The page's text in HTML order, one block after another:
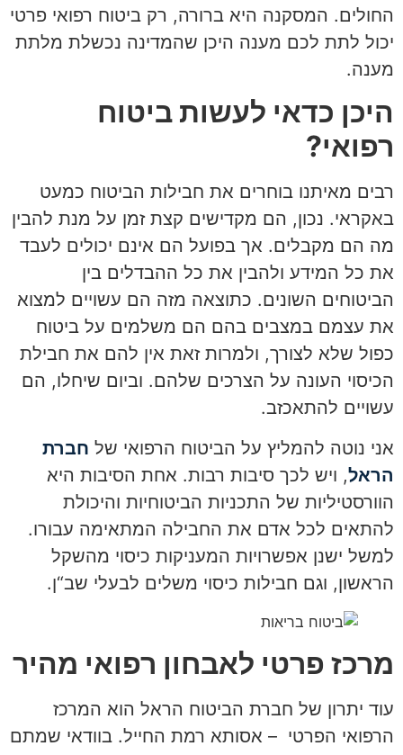
החולים. המסקנה היא ברורה, רק ביטוח רפואי פרטי
יכול לתת לכם מענה היכן שהמדינה נכשלת מלתת
מענה.
היכן כדאי לעשות ביטוח
רפואי?
רבים מאיתנו בוחרים את חבילות הביטוח כמעט
באקראי. נכון, הם מקדישים קצת זמן על מנת להבין
מה הם מקבלים. אך בפועל הם אינם יכולים לעבד
את כל המידע ולהבין את כל ההבדלים בין
הביטוחים השונים. כתוצאה מזה הם עשויים למצוא
את עצמם במצבים בהם הם משלמים על ביטוח
כפול שלא לצורך, ולמרות זאת אין להם את חבילת
הכיסוי העונה על הצרכים שלהם. וביום שיחלו, הם
עשויים להתאכזב.
אני נוטה להמליץ על הביטוח הרפואי של חברת
הראל, ויש לכך סיבות רבות. אחת הסיבות היא
הוורסטיליות של התכניות הביטוחיות והיכולת
להתאים לכל אדם את החבילה המתאימה עבורו.
למשל ישנן אפשרויות המעניקות כיסוי מהשקל
הראשון, וגם חבילות כיסוי משלים לבעלי שב“ן.
מרכז פרטי לאבחון רפואי מהיר
עוד יתרון של חברת הביטוח הראל הוא המרכז
הרפואי הפרטי – אסותא רמת החייל. בוודאי שמתם